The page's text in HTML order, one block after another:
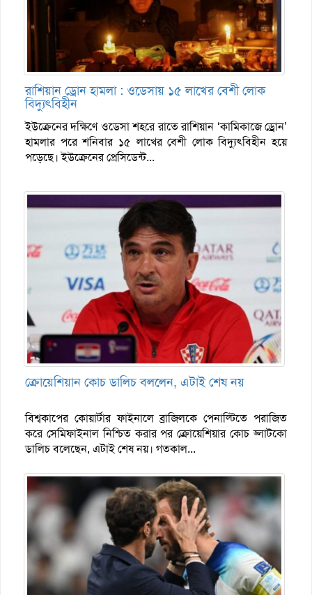
রাশিয়ান ড্রোন হামলা : ওডেসায় ১৫ লাখের বেশী লোক
বিদ্যুৎবিহীন
ইউক্রেনের দক্ষিণে ওডেসা শহরে রাতে রাশিয়ান ‘কামিকাজে ড্রোন’
হামলার পরে শনিবার ১৫ লাখের বেশী লোক বিদ্যুৎবিহীন হয়ে
পড়েছে। ইউক্রেনের প্রেসিডেন্ট...
ক্রোয়েশিয়ান কোচ ডালিচ বললেন, এটাই শেষ নয়
বিশ্বকাপের কোয়ার্টার ফাইনালে ব্রাজিলকে পেনাল্টিতে পরাজিত
করে সেমিফাইনাল নিশ্চিত করার পর ক্রোয়েশিয়ার কোচ জ্লাটকো
ডালিচ বলেছেন, এটাই শেষ নয়। গতকাল...